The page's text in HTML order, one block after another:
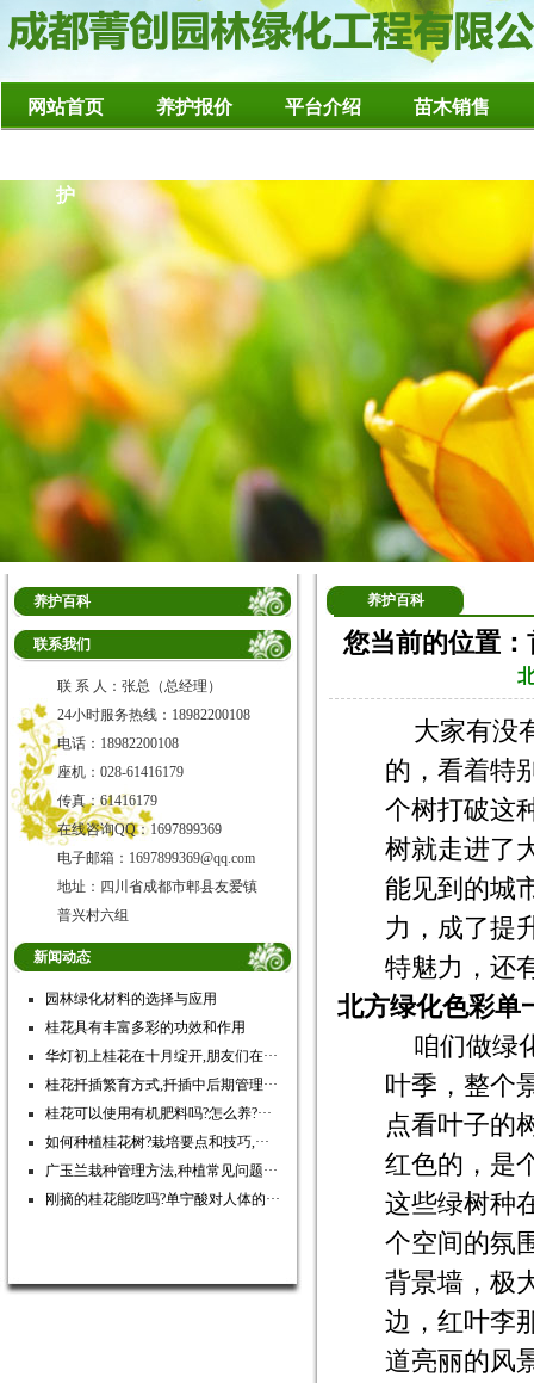
网站首页 养护报价 平台介绍 苗木销售
护
养护百科
联系我们
联 系 人：张总（总经理）
24小时服务热线：18982200108
电话：18982200108
座机：028-61416179
传真：61416179
在线咨询QQ：1697899369
电子邮箱：1697899369@qq.com
地址：四川省成都市郫县友爱镇
普兴村六组
新闻动态
园林绿化材料的选择与应用
桂花具有丰富多彩的功效和作用
华灯初上桂花在十月绽开,朋友们在···
桂花扦插繁育方式,扦插中后期管理···
桂花可以使用有机肥料吗?怎么养?···
如何种植桂花树?栽培要点和技巧,···
广玉兰栽种管理方法,种植常见问题···
刚摘的桂花能吃吗?单宁酸对人体的···
养护百科
您当前的位置：
大家有没
的，看着特
个树打破这
树就走进了
能见到的城
力，成了提
特魅力，还
北方绿化色彩单
咱们做绿
叶季，整个
点看叶子的
红色的，是
这些绿树种
个空间的氛
背景墙，极
边，红叶李
道亮丽的风